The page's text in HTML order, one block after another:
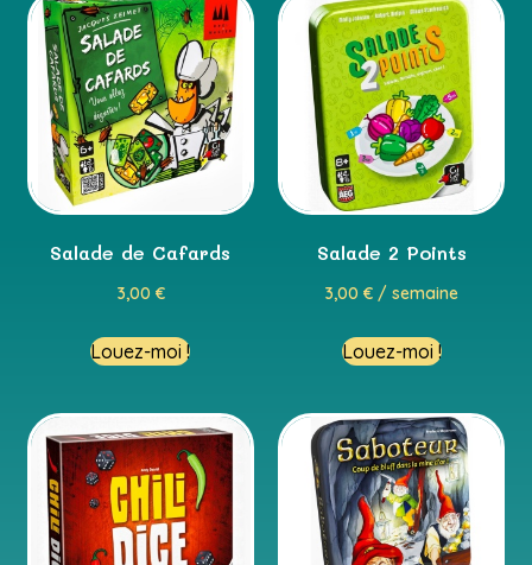
Salade de Cafards
3,00 €
Louez-moi !
Salade 2 Points
3,00€ / semaine
Louez-moi !